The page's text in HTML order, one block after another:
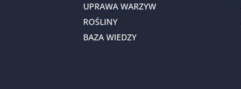
UPRAWA WARZYW
ROŚLINY
BAZA WIEDZY